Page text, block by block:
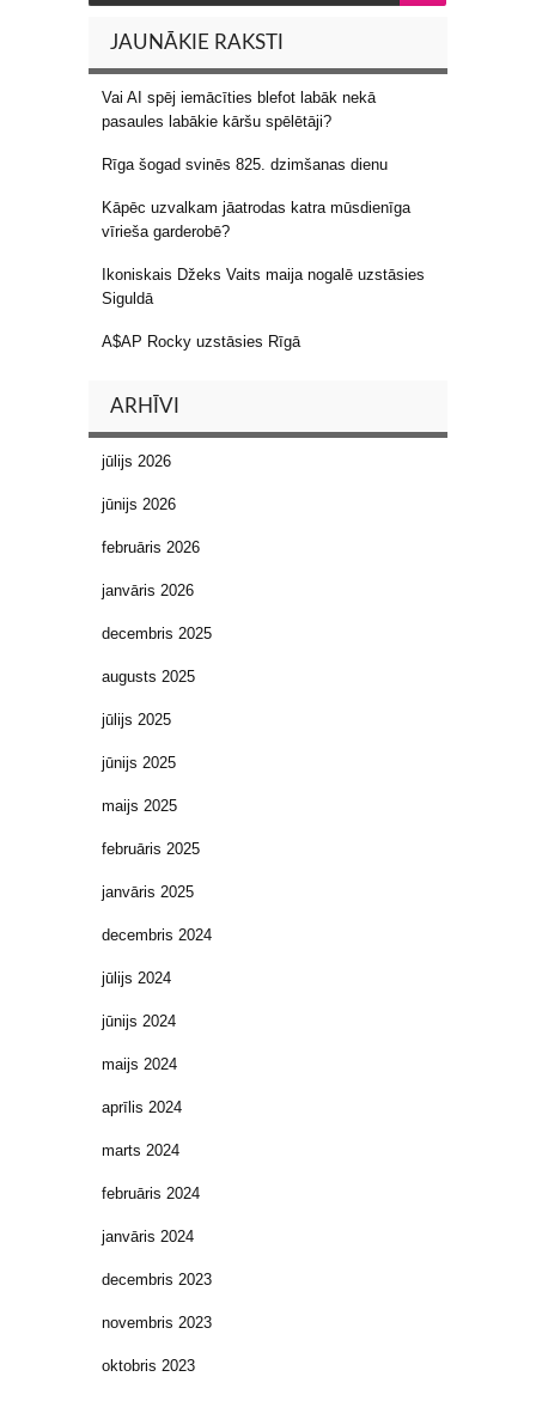
JAUNĀKIE RAKSTI
Vai AI spēj iemācīties blefot labāk nekā
pasaules labākie kāršu spēlētāji?
Rīga šogad svinēs 825. dzimšanas dienu
Kāpēc uzvalkam jāatrodas katra mūsdienīga
vīrieša garderobē?
Ikoniskais Džeks Vaits maija nogalē uzstāsies
Siguldā
A$AP Rocky uzstāsies Rīgā
ARHĪVI
jūlijs 2026
jūnijs 2026
februāris 2026
janvāris 2026
decembris 2025
augusts 2025
jūlijs 2025
jūnijs 2025
maijs 2025
februāris 2025
janvāris 2025
decembris 2024
jūlijs 2024
jūnijs 2024
maijs 2024
aprīlis 2024
marts 2024
februāris 2024
janvāris 2024
decembris 2023
novembris 2023
oktobris 2023